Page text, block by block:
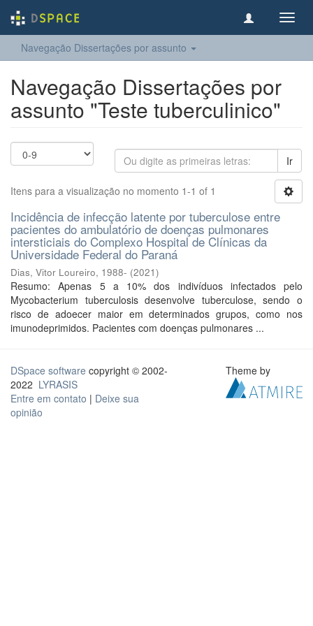
Navegação Dissertações por assunto
Navegação Dissertações por
assunto "Teste tuberculinico"
Ir
Itens para a visualização no momento 1-1 of 1
Incidência de infecção latente por tuberculose entre
pacientes do ambulatório de doenças pulmonares
intersticiais do Complexo Hospital de Clínicas da
Universidade Federal do Paraná
Dias, Vitor Loureiro, 1988- (2021)
Resumo: Apenas 5 a 10% dos indivíduos infectados pelo
Mycobacterium tuberculosis desenvolve tuberculose, sendo o
risco de adoecer maior em determinados grupos, como nos
imunodeprimidos. Pacientes com doenças pulmonares ...
DSpace software copyright © 2002-
2022 LYRASIS
Entre em contato | Deixe sua
opinião
Theme by